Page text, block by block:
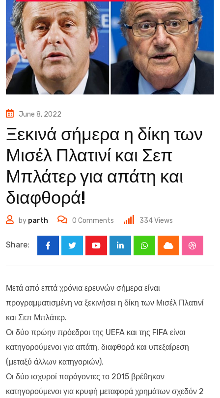
June 8, 2022
Ξεκινά σήμερα η δίκη των
Μισέλ Πλατινί και Σεπ
Μπλάτερ για απάτη και
διαφθορά!
by parth 0 Comments 334Views
Share:
LinkedInWhatsappCloud
Μετά από επτά χρόνια ερευνών σήμερα είναι
προγραμματισμένη να ξεκινήσει η δίκη των Μισέλ Πλατινί
και Σεπ Μπλάτερ.
Οι δύο πρώην πρόεδροι της UEFA και της FIFA είναι
κατηγορούμενοι για απάτη, διαφθορά και υπεξαίρεση
(μεταξύ άλλων κατηγοριών).
Οι δύο ισχυροί παράγοντες το 2015 βρέθηκαν
κατηγορούμενοι για κρυφή μεταφορά χρημάτων σχεδόν 2